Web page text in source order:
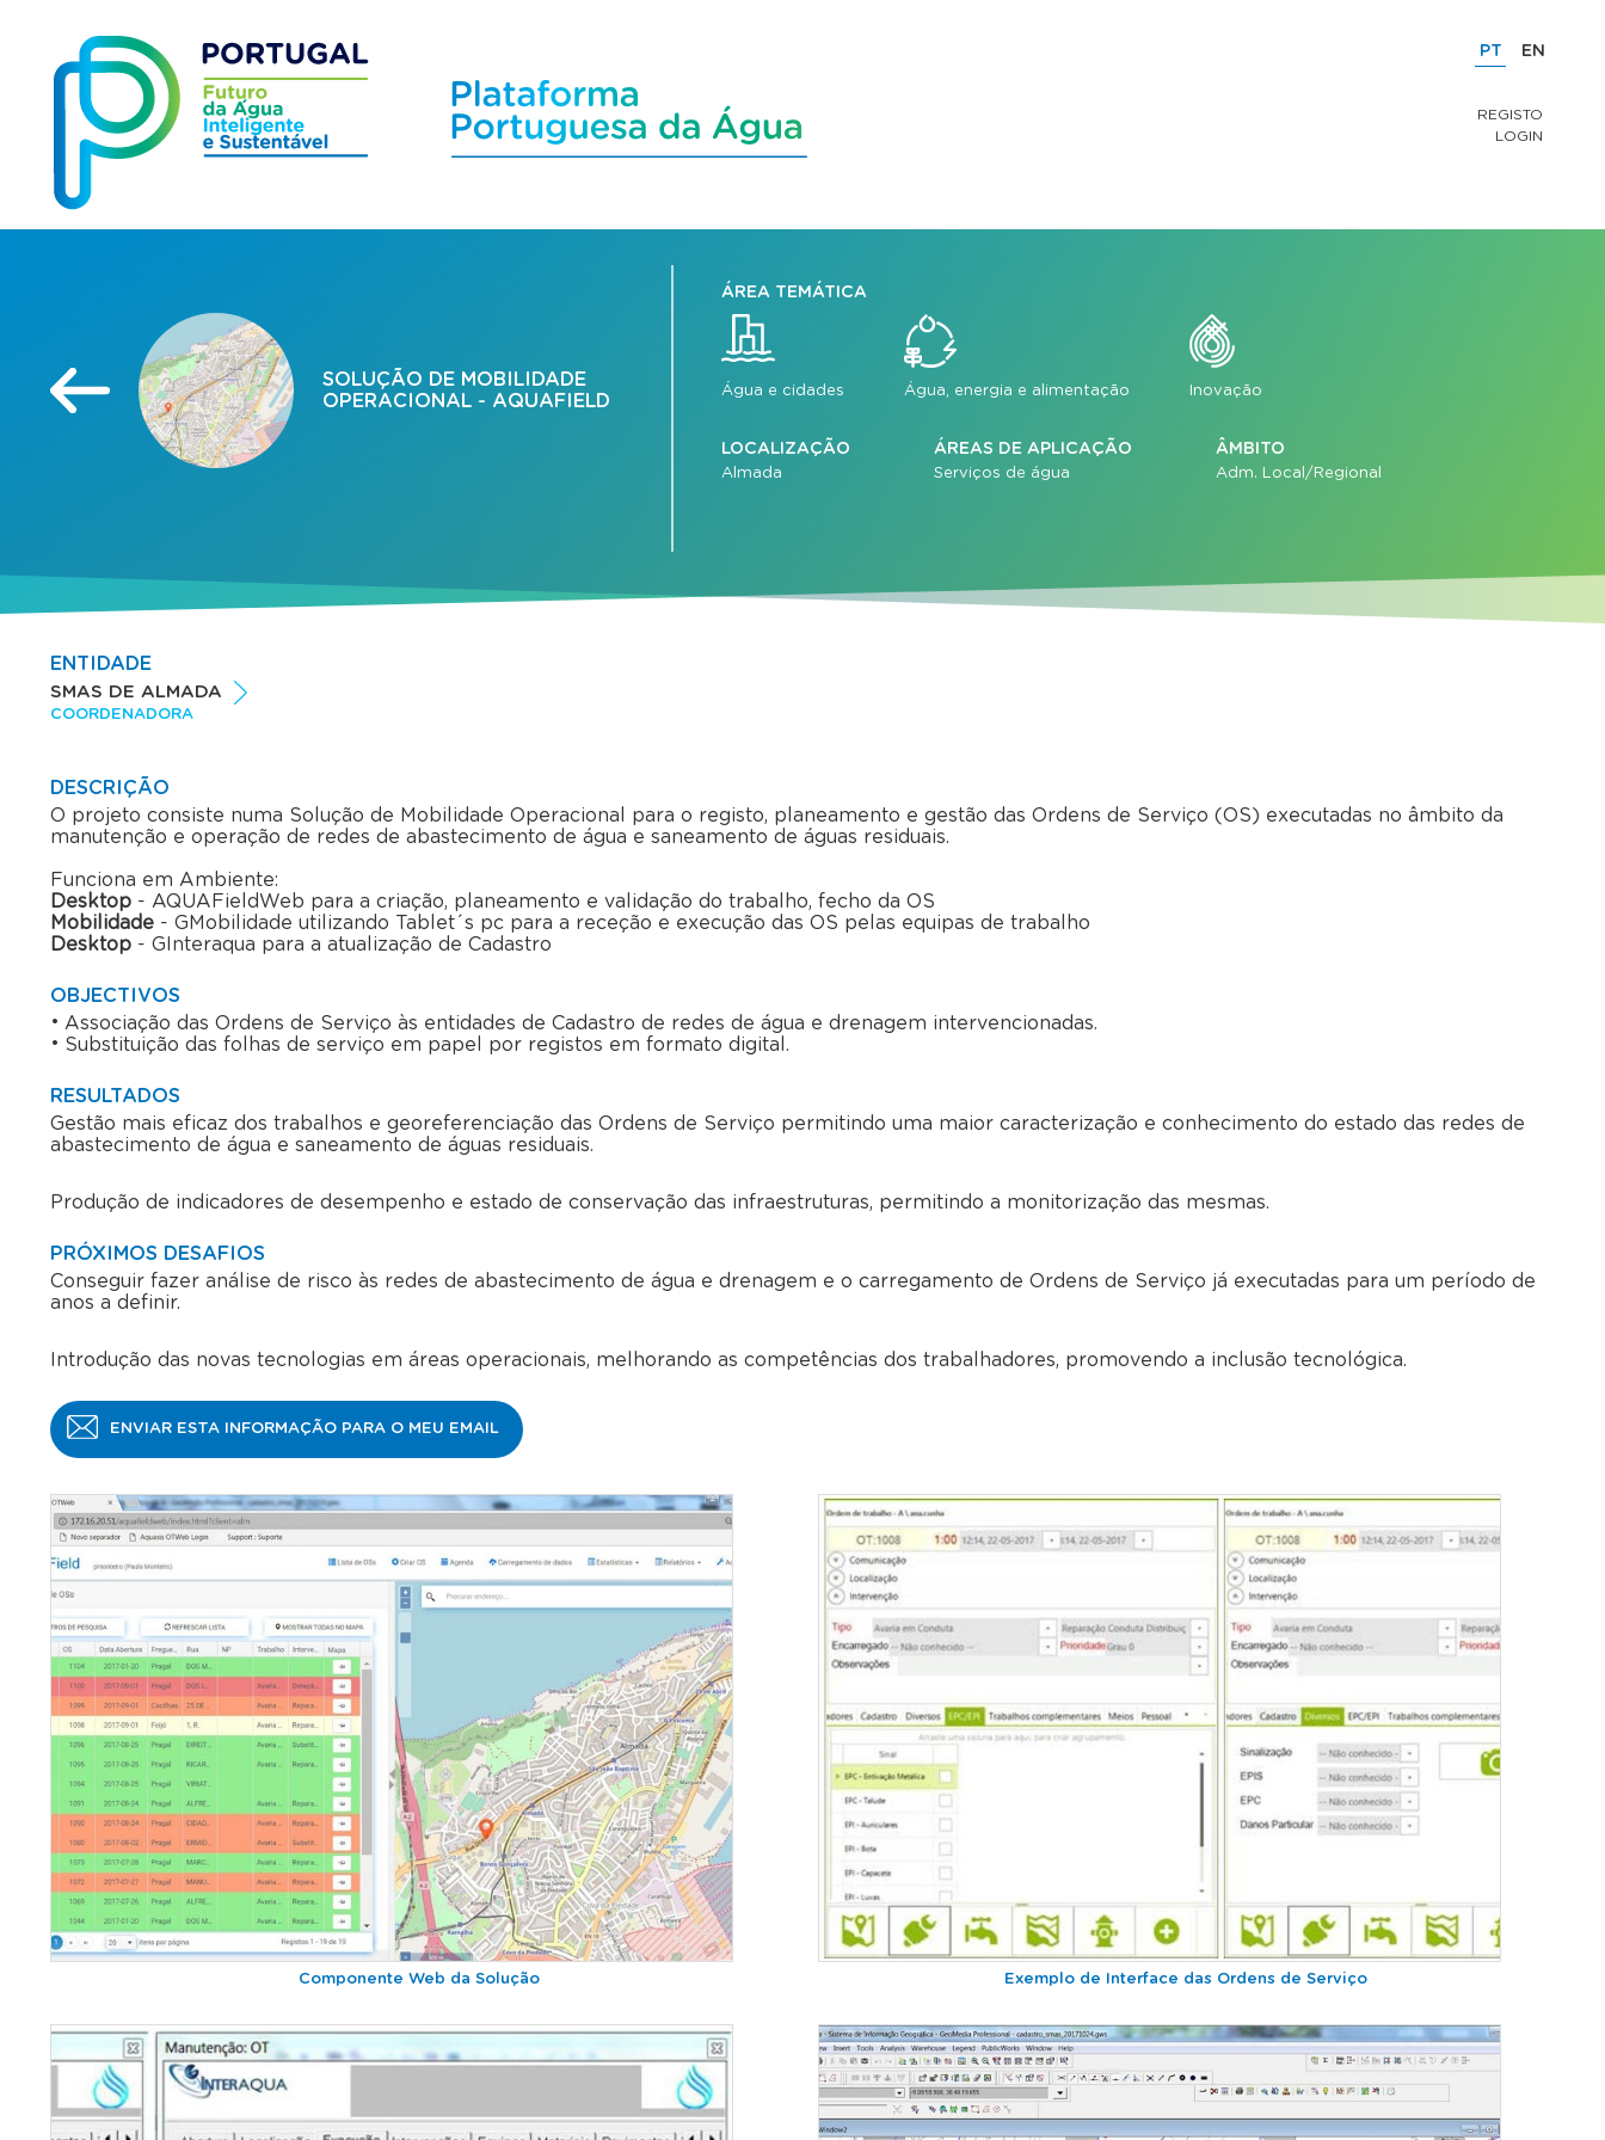
PT EN
REGISTO
LOGIN
SOLUÇÃO DE MOBILIDADE
OPERACIONAL - AQUAFIELD
ÁREA TEMÁTICA
Água e cidades Água, energia e alimentação Inovação
LOCALIZAÇÃO
Almada
ÁREAS DE APLICAÇÃO
Serviços de água
ÂMBITO
Adm. Local/Regional
Componente Web da Solução Exemplo de Interface das Ordens de Serviço
ENTIDADE
SMAS DE ALMADA
COORDENADORA
DESCRIÇÃO
O projeto consiste numa Solução de Mobilidade Operacional para o registo, planeamento e gestão das Ordens de Serviço (OS) executadas no âmbito da
manutenção e operação de redes de abastecimento de água e saneamento de águas residuais.
Funciona em Ambiente:
Desktop - AQUAFieldWeb para a criação, planeamento e validação do trabalho, fecho da OS
Mobilidade - GMobilidade utilizando Tablet´s pc para a receção e execução das OS pelas equipas de trabalho
Desktop - GInteraqua para a atualização de Cadastro
OBJECTIVOS
Associação das Ordens de Serviço às entidades de Cadastro de redes de água e drenagem intervencionadas.
Substituição das folhas de serviço em papel por registos em formato digital.
RESULTADOS
Gestão mais eficaz dos trabalhos e georeferenciação das Ordens de Serviço permitindo uma maior caracterização e conhecimento do estado das redes de
abastecimento de água e saneamento de águas residuais.
Produção de indicadores de desempenho e estado de conservação das infraestruturas, permitindo a monitorização das mesmas.
PRÓXIMOS DESAFIOS
Conseguir fazer análise de risco às redes de abastecimento de água e drenagem e o carregamento de Ordens de Serviço já executadas para um período de
anos a definir.
Introdução das novas tecnologias em áreas operacionais, melhorando as competências dos trabalhadores, promovendo a inclusão tecnológica.
ENVIAR ESTA INFORMAÇÃO PARA O MEU EMAIL